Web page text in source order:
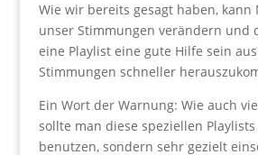
Wie wir bereits gesagt haben, kann
unser Stimmungen verändern und
eine Playlist eine gute Hilfe sein
Stimmungen schneller
Ein Wort der Warnung: Wie auch
sollte man diese speziellen
benutzen, sondern sehr gezielt